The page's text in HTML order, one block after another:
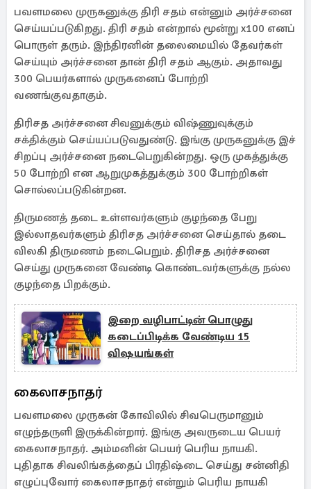
பவளமலை முருகனுக்கு திரி சதம் என்னும் அர்ச்சனை
செய்யப்படுகிறது. திரி சதம் என்றால் மூன்று x100 எனப்
பொருள் தரும். இந்திரனின் தலைமையில் தேவர்கள்
செய்யும் அர்ச்சனை தான் திரி சதம் ஆகும். அதாவது
300 பெயர்களால் முருகனைப் போற்றி
வணங்குவதாகும்.
திரிசத அர்ச்சனை சிவனுக்கும் விஷ்ணுவுக்கும்
சக்திக்கும் செய்யப்படுவதுண்டு. இங்கு முருகனுக்கு இச்
சிறப்பு அர்ச்சனை நடைபெறுகின்றது. ஒரு முகத்துக்கு
50 போற்றி என ஆறுமுகத்துக்கும் 300 போற்றிகள்
சொல்லப்படுகின்றன.
திருமணத் தடை உள்ளவர்களும் குழந்தை பேறு
இல்லாதவர்களும் திரிசத அர்ச்சனை செய்தால் தடை
விலகி திருமணம் நடைபெறும். திரிசத அர்ச்சனை
செய்து முருகனை வேண்டி கொண்டவர்களுக்கு நல்ல
குழந்தை பிறக்கும்.
இறை வழிபாட்டின் பொழுது
கடைப்பிடிக்க வேண்டிய 15
விஷயங்கள்
கைலாசநாதர்
பவளமலை முருகன் கோவிலில் சிவபெருமானும்
எழுந்தருளி இருக்கின்றார். இங்கு அவருடைய பெயர்
கைலாசநாதர். அம்மனின் பெயர் பெரிய நாயகி.
புதிதாக சிவலிங்கத்தைப் பிரதிஷ்டை செய்து சன்னிதி
எழுப்புவோர் கைலாசநாதர் என்றும் பெரிய நாயகி